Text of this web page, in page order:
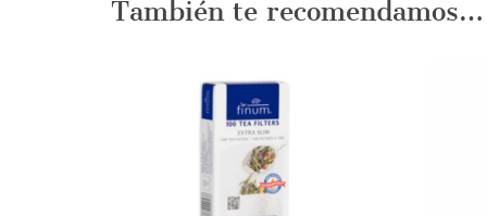
También te recomendamos…